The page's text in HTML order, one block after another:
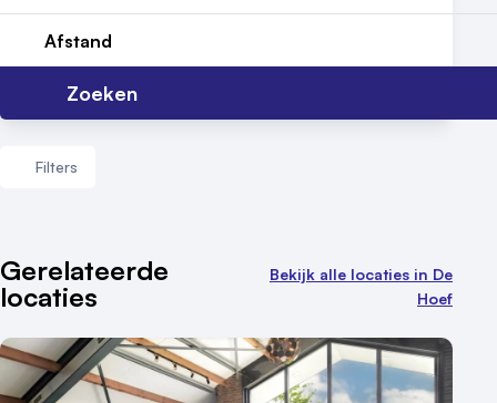
Contact
Afstand
Zoeken
Filters
Aantal zalen
1 - 5 zalen
10 of meer zalen
Aantal personen
Gerelateerde
locaties
Bekijk alle locaties in De
Hoef